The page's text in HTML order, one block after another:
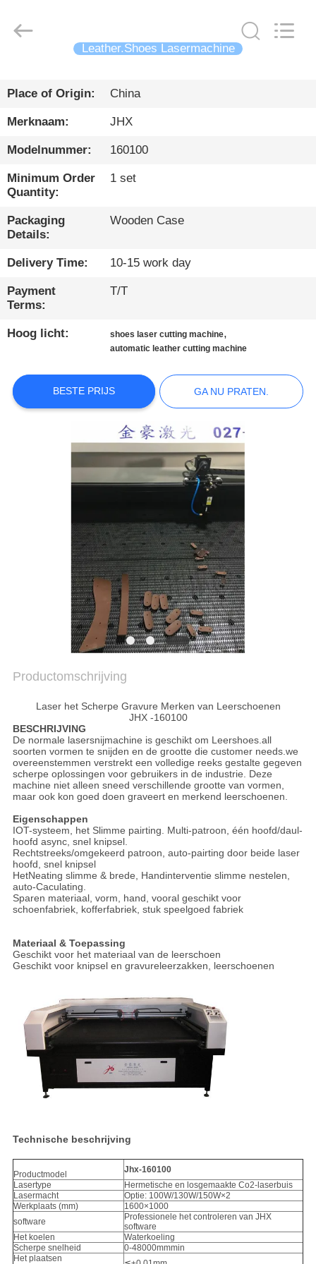
PRODUCTEN
ONS
RONDLEIDING
DOOR
FABRIEK
KWALITEITSCONTROLE
NEEM
CONTACT
NIEUWS
PRATEN.
NEWS
SITEMAP
PRIVACY
POLICY
Co.,Ltd.
Leather.Shoes Lasermachine
Place of Origin: China
Merknaam: JHX
Modelnummer: 160100
Minimum Order
Quantity:
1 set
Packaging
Details:
Wooden Case
Delivery Time: 10-15 work day
Payment
Terms:
T/T
Hoog licht: shoes laser cutting machine,
automatic leather cutting machine
BESTE PRIJS GA NU PRATEN.
Productomschrijving
Laser het Scherpe Gravure Merken van Leerschoenen
JHX -160100
BESCHRIJVING
De normale lasersnijmachine is geschikt om Leershoes.all
soorten vormen te snijden en de grootte die customer needs.we
overeenstemmen verstrekt een volledige reeks gestalte gegeven
scherpe oplossingen voor gebruikers in de industrie. Deze
machine niet alleen sneed verschillende grootte van vormen,
maar ook kon goed doen graveert en merkend leerschoenen.
Eigenschappen
IOT-systeem, het Slimme pairting. Multi-patroon, één hoofd/daul-
hoofd async, snel knipsel.
Rechtstreeks/omgekeerd patroon, auto-pairting door beide laser
hoofd, snel knipsel
HetNeating slimme & brede, Handinterventie slimme nestelen,
auto-Caculating.
Sparen materiaal, vorm, hand, vooral geschikt voor
schoenfabriek, kofferfabriek, stuk speelgoed fabriek
Materiaal & Toepassing
Geschikt voor het materiaal van de leerschoen
Geschikt voor knipsel en gravureleerzakken, leerschoenen
Technische beschrijving
Productmodel
Jhx-160100
Lasertype
Hermetische en losgemaakte Co2-laserbuis
Lasermacht
Optie: 100W/130W/150W×2
Werkplaats (mm)
1600×1000
software
Professionele het controleren van JHX
software
Het koelen
Waterkoeling
Scherpe snelheid
0-48000mmmin
Het plaatsen